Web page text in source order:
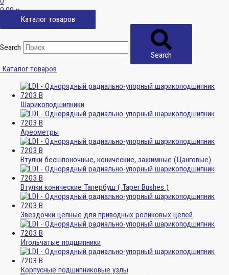
0,00р.
Каталог товаров
Search
Search
Каталог товаров
Шарикоподшипники
Ареометры
Втулки бесшпоночные, конические, зажимные (Цанговые)
Втулки конические Тапербуш ( Taper Bushes )
Звездочки цепные для приводных роликовых цепей
Игольчатые подшипники
Корпусные подшипниковые узлы